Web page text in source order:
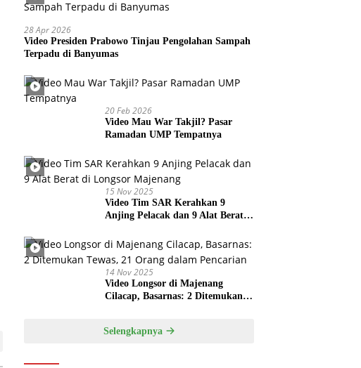
28 Apr 2026
Video Presiden Prabowo Tinjau Pengolahan Sampah
Terpadu di Banyumas
20 Feb 2026
Video Mau War Takjil? Pasar
Ramadan UMP Tempatnya
15 Nov 2025
Video Tim SAR Kerahkan 9
Anjing Pelacak dan 9 Alat Berat
14 Nov 2025
Video Longsor di Majenang
Cilacap, Basarnas: 2 Ditemukan
Selengkapnya